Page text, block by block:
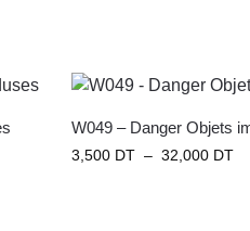
W049 – Danger Objets
3,500 DT – 32,000 DT